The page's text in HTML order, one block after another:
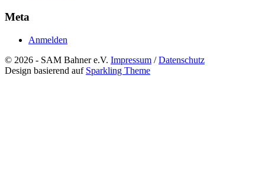
Meta
Anmelden
© 2026 - SAM Bahner e.V. Impressum /Datenschutz
Design basierend auf Sparkling Theme